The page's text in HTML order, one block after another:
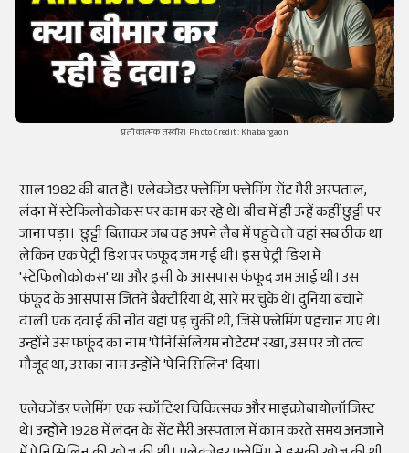
प्रतीकात्मक तस्वीर। Photo Credit: Khabargaon
साल 1982 की बात है। एलेक्जेंडर फ्लेमिंग फ्लेमिंग सेंट मैरी अस्पताल,
लंदन में स्टेफिलोकोकस पर काम कर रहे थे। बीच में ही उन्हें कहीं छुट्टी पर
जाना पड़ा। छुट्टी बिताकर जब वह अपने लैब में पहुंचे तो वहां सब ठीक था
लेकिन एक पेट्री डिश पर फंफूद जम गई थी। इस पेट्री डिश में
'स्टेफिलोकोकस' था और इसी के आसपास फंफूद जम आई थी। उस
फंफूद के आसपास जितने बैक्टीरिया थे, सारे मर चुके थे। दुनिया बचाने
वाली एक दवाई की नींव यहां पड़ चुकी थी, जिसे फ्लेमिंग पहचान गए थे।
उन्होंने उस फफूंद का नाम 'पेनिसिलियम नोटेटम' रखा, उस पर जो तत्व
मौजूद था, उसका नाम उन्होंने 'पेनिसिलिन' दिया।
एलेक्जेंडर फ्लेमिंग एक स्कॉटिश चिकित्सक और माइक्रोबायोलॉजिस्ट
थे। उन्होंने 1928 में लंदन के सेंट मैरी अस्पताल में काम करते समय अनजाने